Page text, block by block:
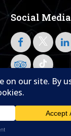
Social Media